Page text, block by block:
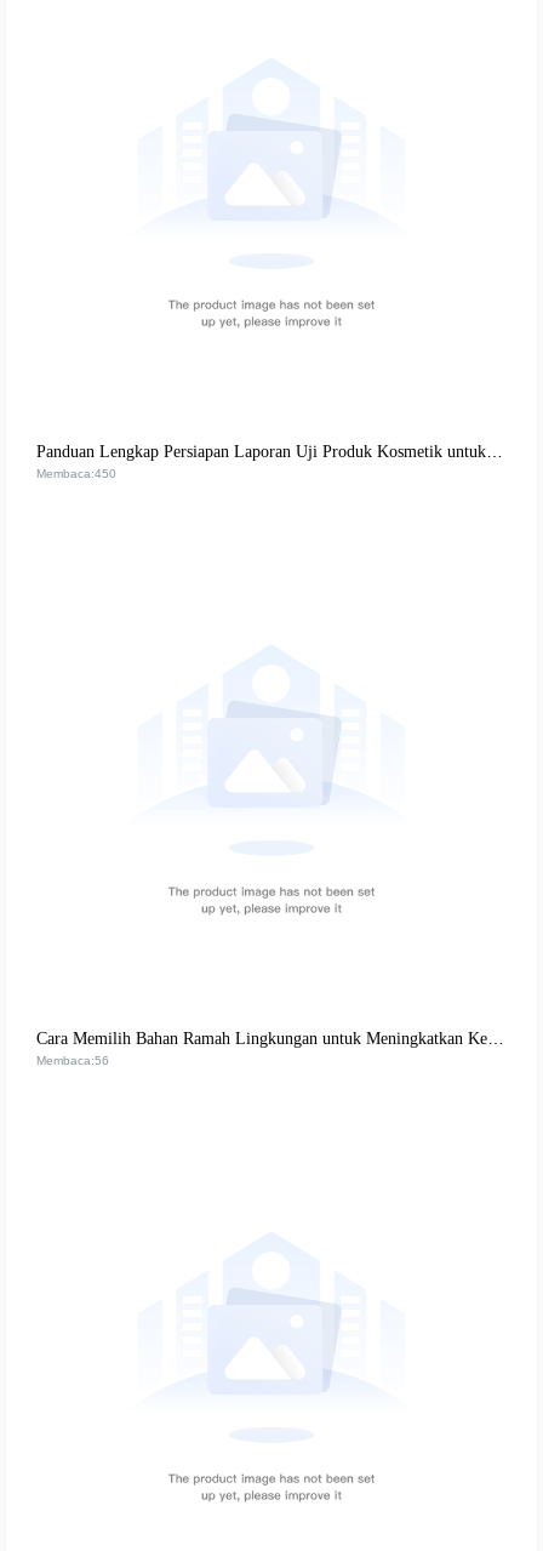
Panduan Lengkap Persiapan Laporan Uji Produk Kosmetik untuk Distributor B2B Internasional
Membaca:450
Cara Memilih Bahan Ramah Lingkungan untuk Meningkatkan Ketahanan dan Daya Saing Ekspor Strip Kuku dengan Hiasan Swarovski
Membaca:56